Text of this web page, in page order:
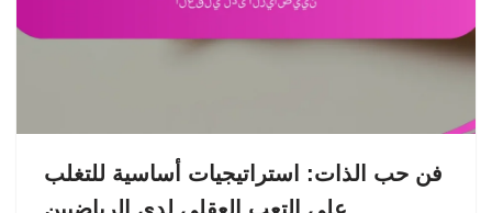
فن حب الذات: استراتيجيات أساسية للتغلب